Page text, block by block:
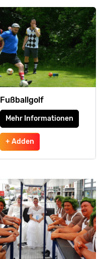
Fußballgolf
Mehr Informationen
+ Adden